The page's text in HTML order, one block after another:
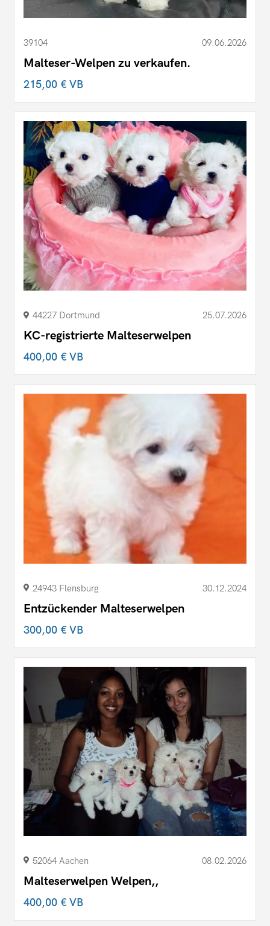
39104 09.06.2026
Malteser-Welpen zu verkaufen.
215,00 €VB
44227 Dortmund 25.07.2026
KC-registrierte Malteserwelpen
400,00 €VB
24943 Flensburg 30.12.2024
Entzückender Malteserwelpen
300,00 €VB
52064 Aachen 08.02.2026
Malteserwelpen Welpen,,
400,00 €VB